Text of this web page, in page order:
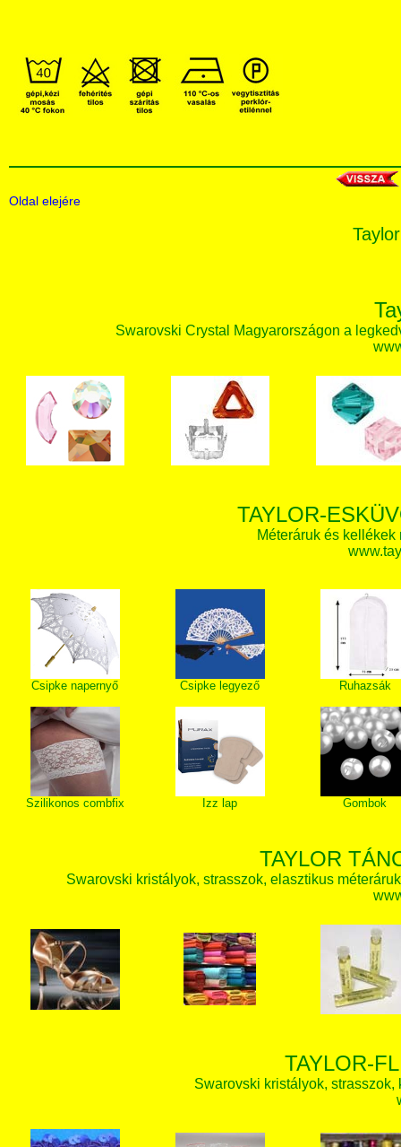
Oldal elejére
Swarovski Crystal Magyarországon a
TAYLOR-
Méteráruk és
Csipke napernyő Csipke legyező Ruhazsák
Szilikonos combfix Izz lap Gombok
TAYLOR
Swarovski kristályok, strasszok, elasztikus
TAYLOR-
Swarovski kristályok,